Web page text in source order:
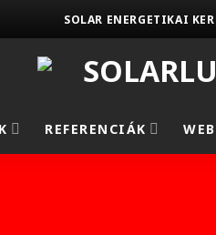
SOLAR ENERGETIKAI
REFERENCIÁK